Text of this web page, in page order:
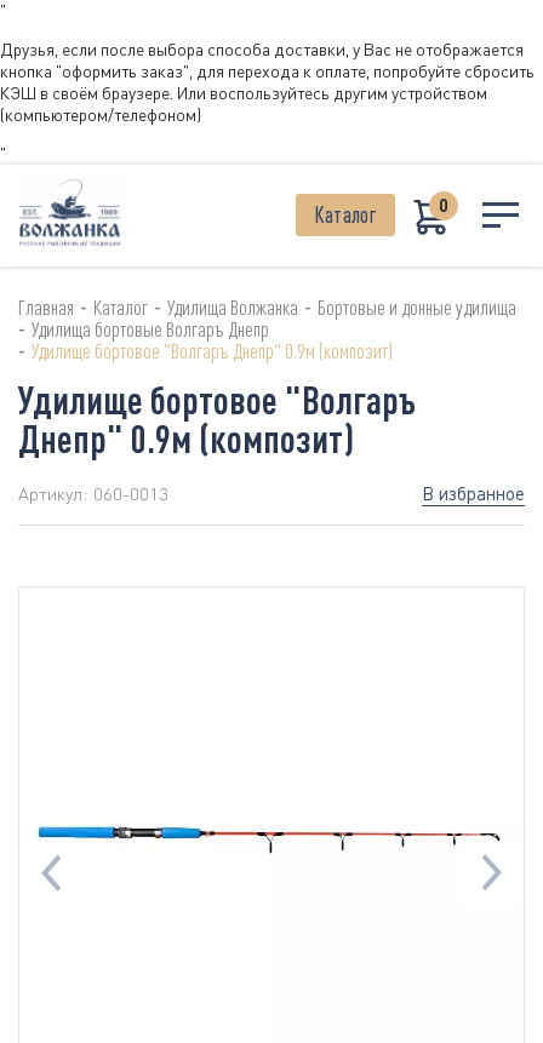
"
Друзья, если после выбора способа доставки, у Вас не отображается
кнопка "оформить заказ", для перехода к оплате, попробуйте сбросить
КЭШ в своём браузере. Или воспользуйтесь другим устройством
(компьютером/телефоном)
"
Каталог 0
Главная - Каталог - Удилища Волжанка - Бортовые и донные удилища
- Удилища бортовые Волгаръ Днепр
- Удилище бортовое "Волгаръ Днепр" 0.9м (композит)
Удилище бортовое "Волгаръ
Днепр" 0.9м (композит)
Артикул: 060-0013 В избранное